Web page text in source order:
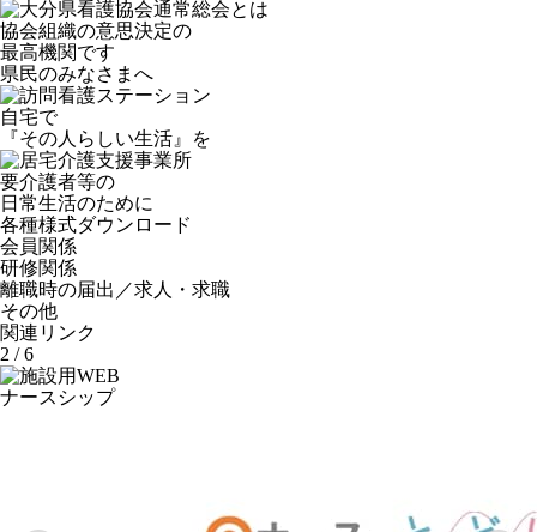
協会組織の意思決定の
最高機関です
県民のみなさまへ
自宅で
『その人らしい生活』を
要介護者等の
日常生活のために
各種様式ダウンロード
会員関係
研修関係
離職時の届出／求人・求職
その他
関連リンク
3 / 6